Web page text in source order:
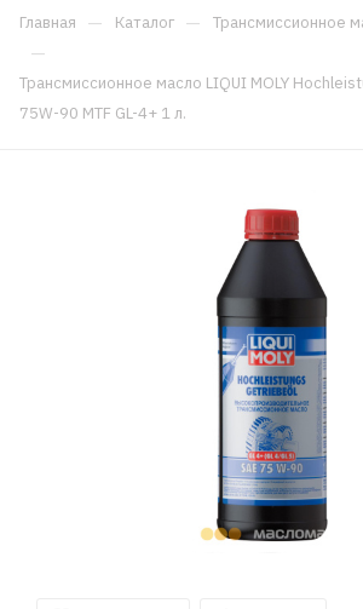
Главная — Каталог — Трансмиссионное
—
Трансмиссионное масло LIQUI MOLY
75W-90 MTF GL-4+ 1 л.